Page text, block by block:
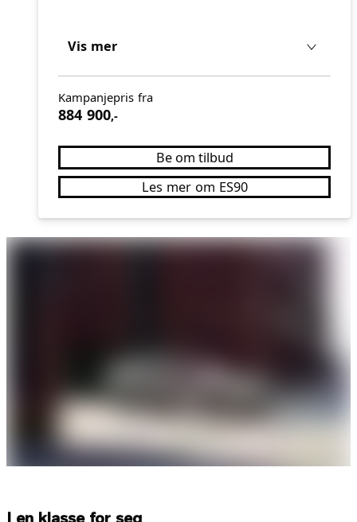
Vis mer
Kampanjepris fra
884 900,-
Be om tilbud
Les mer om ES90
I en klasse for seg